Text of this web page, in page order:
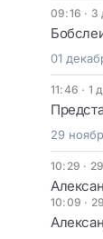
09:16 · 3
01
11:46 · 1
29
10:29 ·
10:09 ·